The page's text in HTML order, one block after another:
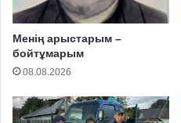
Менің арыстарым –
бойтұмарым
08.08.2026